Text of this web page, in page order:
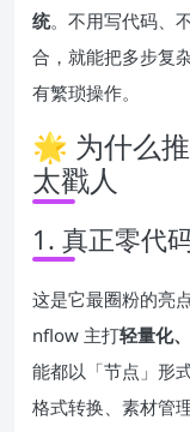
统。不用写代码、
合，就能把多步复
有繁琐操作。
🌟 为什么
太戳人
1. 真正零代
这是它最圈粉的亮
nflow 主打轻量化
能都以「节点」形
格式转换、素材管